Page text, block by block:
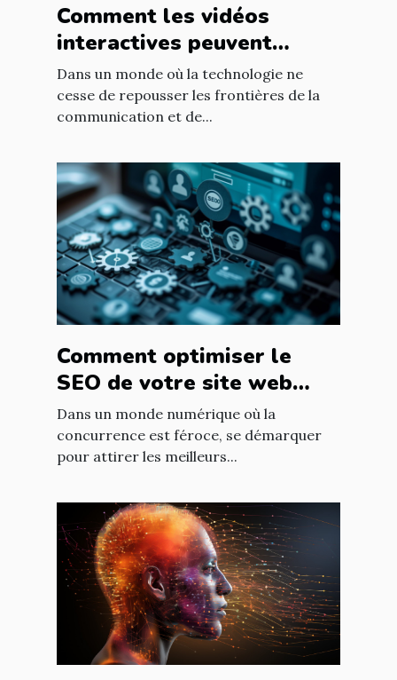
Comment les vidéos
interactives peuvent
transformer la formation
en entreprise
Dans un monde où la technologie ne
cesse de repousser les frontières de la
communication et de...
Comment optimiser le
SEO de votre site web
pour attirer les meilleurs
talents dans votre
entreprise
Dans un monde numérique où la
concurrence est féroce, se démarquer
pour attirer les meilleurs...